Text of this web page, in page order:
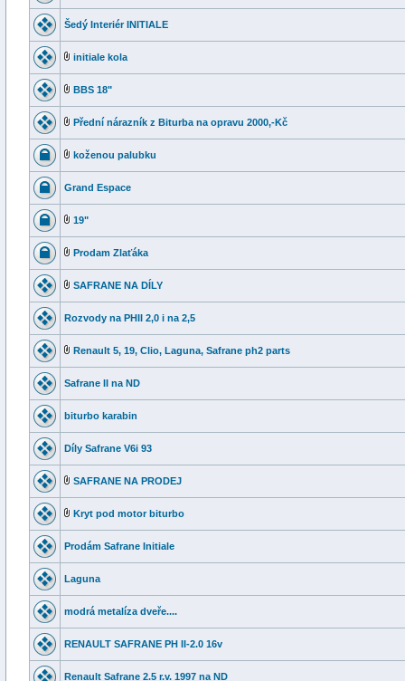
Šedý Interiér INITIALE
initiale kola
BBS 18"
Přední nárazník z Biturba na opravu 2000,-Kč
koženou palubku
Grand Espace
19"
Prodam Zlaťáka
SAFRANE NA DÍLY
Rozvody na PHII 2,0 i na 2,5
Renault 5, 19, Clio, Laguna, Safrane ph2 parts
Safrane II na ND
biturbo karabin
Díly Safrane V6i 93
SAFRANE NA PRODEJ
Kryt pod motor biturbo
Prodám Safrane Initiale
Laguna
modrá metalíza dveře....
RENAULT SAFRANE PH II-2.0 16v
Renault Safrane 2.5 r.v. 1997 na ND